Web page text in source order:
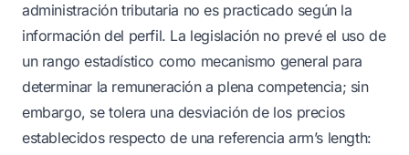
administración tributaria no es practicado según la
información del perfil. La legislación no prevé el uso de
un rango estadístico como mecanismo general para
determinar la remuneración a plena competencia; sin
embargo, se tolera una desviación de los precios
establecidos respecto de una referencia arm’s length: